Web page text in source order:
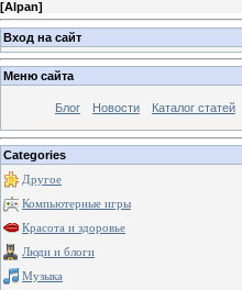
[Alpan]
Вход на сайт
Меню сайта
Блог Новости Каталог статей
Categories
Другое
Компьютерные игры
Красота и здоровье
Люди и блоги
Музыка